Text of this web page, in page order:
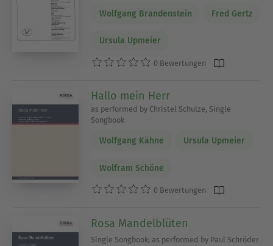
Wolfgang Brandenstein Fred Gertz
Ursula Upmeier
0 Bewertungen
Hallo mein Herr
as performed by Christel Schulze, Single
Songbook
Wolfgang Kähne Ursula Upmeier
Wolfram Schöne
0 Bewertungen
Rosa Mandelblüten
Single Songbook; as performed by Paul Schröder